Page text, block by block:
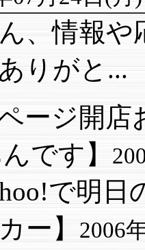
、情報や
りがと...
ージ開店
んです】
で明日
ー】
2006